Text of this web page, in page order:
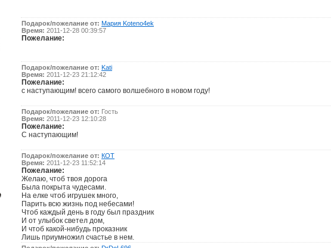
Подарок/пожелание от: Мария Koteno4ek
Время: 2011-12-28 00:39:57
Пожелание:
Подарок/пожелание от: Kati
Время: 2011-12-23 21:12:42
Пожелание:
с наступающим! всего самого волшебного в новом году!
Подарок/пожелание от: Гость
Время: 2011-12-23 12:10:28
Пожелание:
С наступающим!
Подарок/пожелание от: КОТ
Время: 2011-12-23 11:52:14
Пожелание:
Желаю, чтоб твоя дорога
Была покрыта чудесами.
На елке чтоб игрушек много,
Парить всю жизнь под небесами!
Чтоб каждый день в году был праздник
И от улыбок светел дом,
И чтоб какой-нибудь проказник
Лишь приумножил счастье в нем.